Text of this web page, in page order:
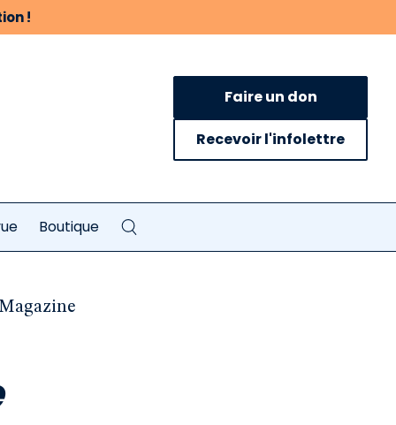
!
Faire un don
Recevoir l'infolettre
Boutique